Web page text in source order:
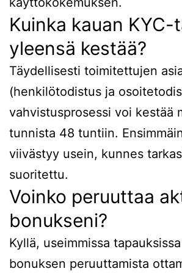
Kuinka kauan
yleensä kestää?
Täydellisesti toimitettujen
(henkilötodistus ja
vahvistusprosessi voi kestää
tunnista 48 tuntiin.
viivästyy usein, kunnes
suoritettu.
Voinko peruuttaa
bonukseni?
Kyllä, useimmissa
bonuksen peruuttamista